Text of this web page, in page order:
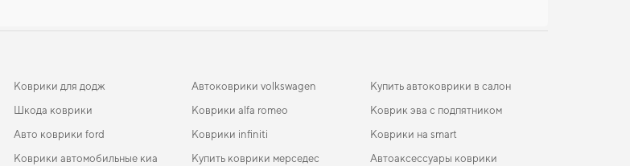
Коврики для додж
Шкода коврики
Авто коврики ford
Коврики автомобильные киа
Автоковрики volkswagen
Коврики alfa romeo
Коврики infiniti
Купить коврики мерседес
Купить автоковрики в салон
Коврик эва с подпятником
Коврики на smart
Автоаксессуары коврики